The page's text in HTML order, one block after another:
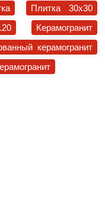
Плитка 30x30
Керамогранит
керамогранит